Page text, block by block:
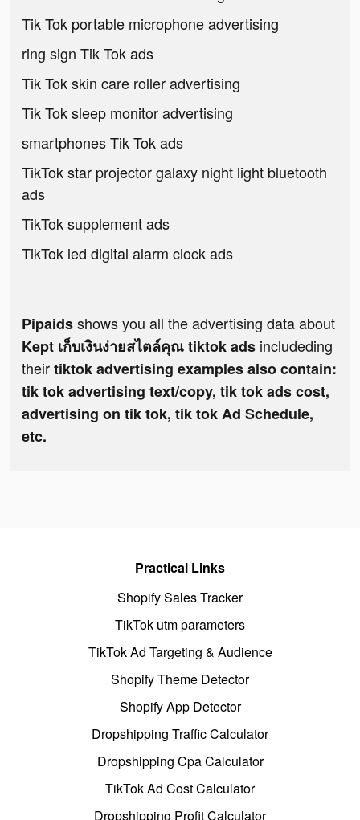
Tik Tok portable microphone advertising
ring sign Tik Tok ads
Tik Tok skin care roller advertising
Tik Tok sleep monitor advertising
smartphones Tik Tok ads
TikTok star projector galaxy night light bluetooth
ads
TikTok supplement ads
TikTok led digital alarm clock ads
Pipaidsshows you all the advertising data about
Kept เก็บเงินง่ายสไตล์คุณ tiktok ads includeding
theirtiktok advertising examples also contain:
tik tok advertising text/copy, tik tok ads cost,
advertising on tik tok, tik tok Ad Schedule,
etc.
Practical Links
Shopify Sales Tracker
TikTok utm parameters
TikTok Ad Targeting & Audience
Shopify Theme Detector
Shopify App Detector
Dropshipping Traffic Calculator
Dropshipping Cpa Calculator
TikTok Ad Cost Calculator
Dropshipping Profit Calculator